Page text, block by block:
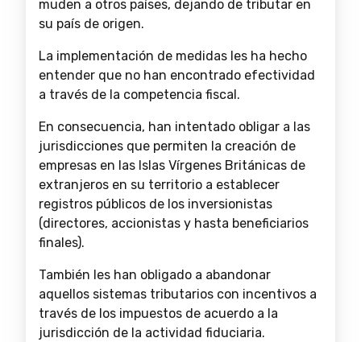
muden a otros países, dejando de tributar en
su país de origen.
La implementación de medidas les ha hecho
entender que no han encontrado efectividad
a través de la competencia fiscal.
En consecuencia, han intentado obligar a las
jurisdicciones que permiten la creación de
empresas en las Islas Vírgenes Británicas de
extranjeros en su territorio a establecer
registros públicos de los inversionistas
(directores, accionistas y hasta beneficiarios
finales).
También les han obligado a abandonar
aquellos sistemas tributarios con incentivos a
través de los impuestos de acuerdo a la
jurisdicción de la actividad fiduciaria.